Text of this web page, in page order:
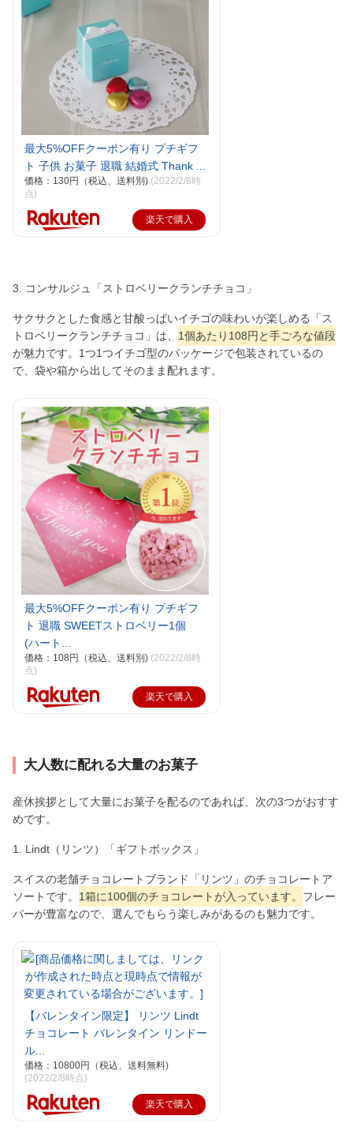
最大5%OFFクーポン有り プチギフ
ト 子供 お菓子 退職 結婚式 Thank ...
価格：130円（税込、送料別) (2022/2/8時
点)
楽天で購入
3. コンサルジュ「ストロベリークランチチョコ」
サクサクとした食感と甘酸っぱいイチゴの味わいが楽しめる「ス
トロベリークランチチョコ」は、 1個あたり108円と手ごろな値段
が魅力です。1つ1つイチゴ型のパッケージで包装されているの
で、袋や箱から出してそのまま配れます。
最大5%OFFクーポン有り プチギフ
ト 退職 SWEETストロベリー1個
(ハート...
価格：108円（税込、送料別) (2022/2/8時
点)
楽天で購入
大人数に配れる大量のお菓子
産休挨拶として大量にお菓子を配るのであれば、次の3つがおすす
めです。
1. Lindt（リンツ）「ギフトボックス」
スイスの老舗チョコレートブランド「リンツ」のチョコレートア
ソートです。 1箱に100個のチョコレートが入っています。 フレー
バーが豊富なので、選んでもらう楽しみがあるのも魅力です。
【バレンタイン限定】 リンツ Lindt
チョコレート バレンタイン リンドー
ル...
価格：10800円（税込、送料無料)
(2022/2/8時点)
楽天で購入